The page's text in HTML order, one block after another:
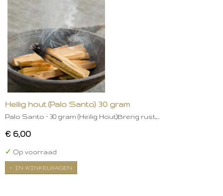
Heilig hout (Palo Santo) 30 gram
Palo Santo – 30 gram (Heilig Hout)Breng rust,…
€ 6,00
✓ Op voorraad
IN WINKELWAGEN